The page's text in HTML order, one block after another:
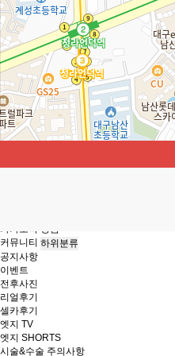
레디어스
쥬베룩
리쥬란힐러
리바이브
바이리즌
물광주사
영양주사
제모레이저 하위분류
엣지 프리미엄 제모
장비소개
카카오톡 상담
커뮤니티 하위분류
공지사항
이벤트
전후사진
리얼후기
셀카후기
엣지 TV
엣지 SHORTS
시술&수술 주의사항